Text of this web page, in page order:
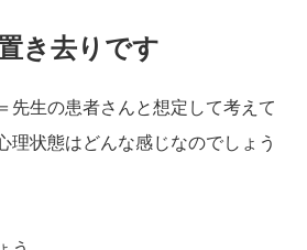
き去りです
先生の患者さんと想定して考えて
理状態はどんな感じなのでしょう